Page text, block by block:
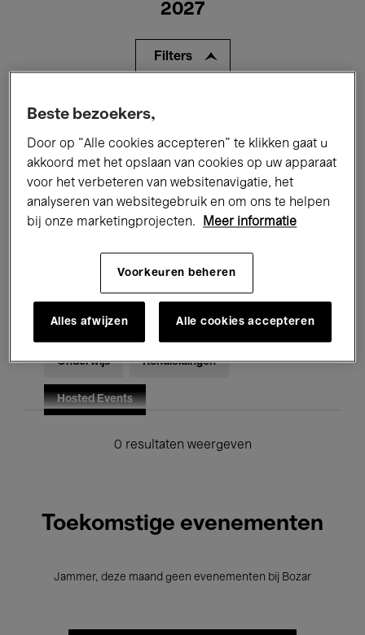
2027
Filters
Alle evenementen
Tentoonstellingen Films
Performances Lezingen & Debatten
Jazz Klassieke Muziek Global Music
Voor iedereen Kids’ Palace
Onderwijs Rondleidingen
Hosted Events
0 resultaten weergeven
Toekomstige evenementen
Jammer, deze maand geen evenementen bij Bozar
Beste bezoekers,
Door op “Alle cookies accepteren” te klikken gaat u
akkoord met het opslaan van cookies op uw apparaat
voor het verbeteren van websitenavigatie, het
analyseren van websitegebruik en om ons te helpen
bij onze marketingprojecten.
Meer informatie
Voorkeuren beheren
Alles afwijzen Alle cookies accepteren